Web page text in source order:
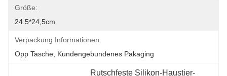
Größe:
24.5*24,5cm
Verpackung Informationen:
Opp Tasche, Kundengebundenes Pakaging
Rutschfeste Silikon-Haustier-